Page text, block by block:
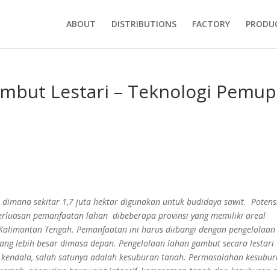
ABOUT DISTRIBUTIONS FACTORY
Lestari – Teknologi
sekitar 1,7 juta hektar digunakan untuk budidaya sawit.
pemanfaatan lahan dibeberapa provinsi yang memiliki areal
Tengah. Pemanfaatan ini harus diibangi dengan pengelolaan
lebih besar dimasa depan. Pengelolaan lahan gambut secara lestari
salah satunya adalah kesuburan tanah. Permasalahan